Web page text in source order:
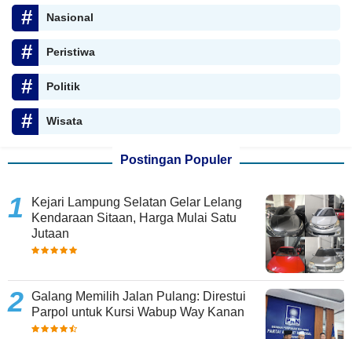
Nasional
Peristiwa
Politik
Wisata
Postingan Populer
Kejari Lampung Selatan Gelar Lelang
Kendaraan Sitaan, Harga Mulai Satu
Jutaan
Galang Memilih Jalan Pulang: Direstui
Parpol untuk Kursi Wabup Way Kanan